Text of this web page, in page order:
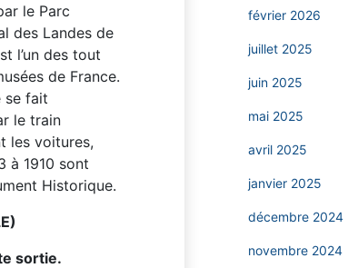
le Parc
des Landes de
l’un des tout
de France.
se fait
le train
les voitures,
à 1910 sont
Historique.
sortie.
février 2026
juillet 2025
juin 2025
mai 2025
avril 2025
janvier 2025
décembre 2024
novembre 2024